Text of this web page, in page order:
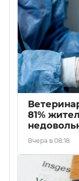
81%
Вчера в 08:18